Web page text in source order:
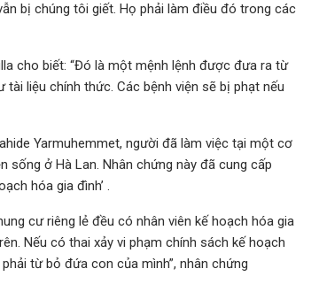
bị chúng tôi giết. Họ phải làm điều đó trong các
cho biết: “Đó là một mệnh lệnh được đưa ra từ
liệu chính thức. Các bệnh viện sẽ bị phạt nếu
Yarmuhemmet, người đã làm việc tại một cơ
sống ở Hà Lan. Nhân chứng này đã cung cấp
hóa gia đình’ .
cư riêng lẻ đều có nhân viên kế hoạch hóa gia
Nếu có thai xảy vi phạm chính sách kế hoạch
từ bỏ đứa con của mình”, nhân chứng